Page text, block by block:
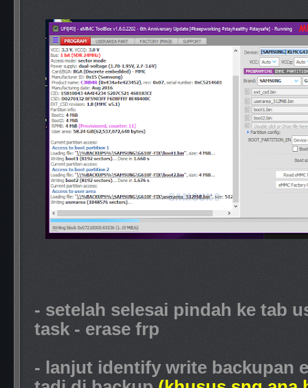
- setelah selesai pindah ke tab
task - erase frp
- lanjut identify write backupan